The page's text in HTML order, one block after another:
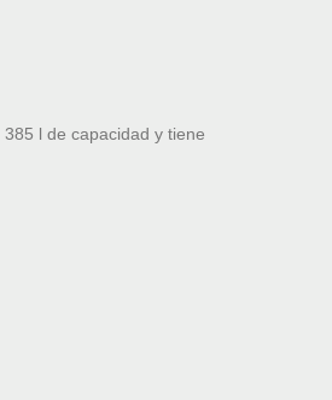
l de capacidad y tiene